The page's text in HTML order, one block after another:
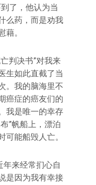
了，他认为当
么药，而是劝我
藉。
判决书”对我来
生如此直截了当
。我的脑海里不
癌症的癌友们的
我是唯一的幸存
”帆船上，漂泊
可能船毁人亡。
年来经常扪心自
是因为我有幸接